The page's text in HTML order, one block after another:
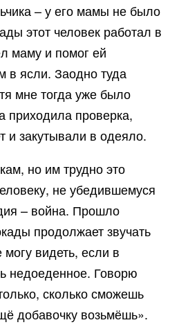
– у его мамы не было
этот человек работал в
маму и помог ей
в ясли. Заодно туда
мне тогда уже было
приходила проверка,
и закутывали в одеяло.
но им трудно это
не убедившемуся
– война. Прошло
продолжает звучать
видеть, если в
недоеденное. Говорю
сколько сможешь
добавочку возьмёшь».